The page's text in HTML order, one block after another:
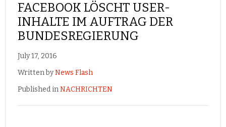
FACEBOOK LÖSCHT USER-
INHALTE IM AUFTRAG DER
BUNDESREGIERUNG
July 17, 2016
Written byNews Flash
Published inNACHRICHTEN